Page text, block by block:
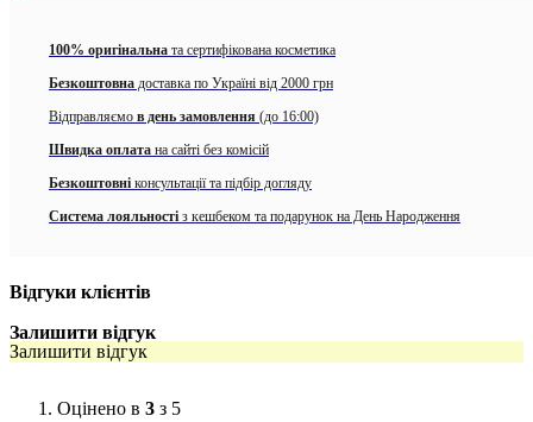
сприяючи росту. Він не тільки подовжує і збільшує густоту, але також
запобігає випаданню вій і відновлює пошкоджені вії.
їхній зовнішній вигляд і зробити їх більш об’ємними.
Активні компоненти
1% Baicapil™
1% Elaya Renova™
Особливості використання:
100% оригінальна та сертифікована косметика
Безкоштовна доставка по Україні від 2000 грн
Відправляємо в день замовлення (до 16:00)
Швидка оплата на сайті без комісій
Безкоштовні консультації та підбір догляду
Система лояльності з кешбеком та подарунок на День Народження
Відгуки клієнтів
Залишити відгук
Залишити відгук
Оцінено в 3 з 5
Крінжовий словник 2.0 😅 Поради на кшталт «менше
хмурся» чи «лимончиком протри» звучать смішно лише
до того моменту, поки хтось не починає сприймати їх
шкірою чули ви? 👇